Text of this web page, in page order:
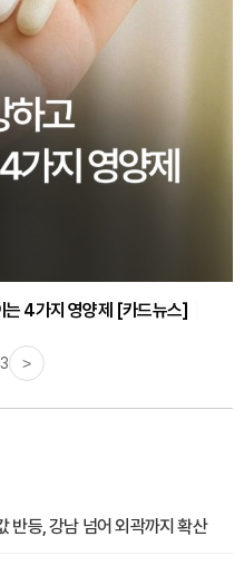
는 4가지 영양제 [카드뉴스]
>
등, 강남 넘어 외곽까지 확산